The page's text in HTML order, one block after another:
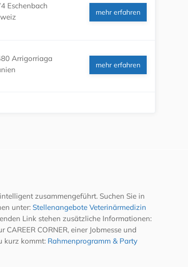
Eschenbach
mehr erfahren
Arrigorriaga
mehr erfahren
zusammengeführt. Suchen Sie in
unter: Stellenangebote Veterinärmedizin
Link stehen zusätzliche Informationen:
CORNER, einer Jobmesse und
kurz kommt: Rahmenprogramm & Party